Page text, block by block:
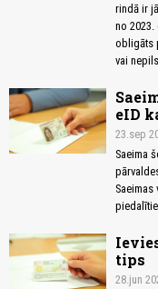
rindā ir
no
obligāts
vai
eID
23.sep
Saeima
Saeimas
tips
28.jun